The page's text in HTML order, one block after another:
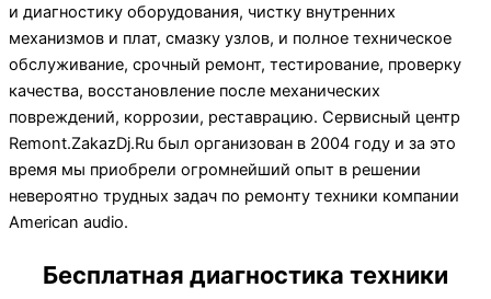
и диагностику оборудования, чистку внутренних
механизмов и плат, смазку узлов, и полное техническое
обслуживание, срочный ремонт, тестирование, проверку
качества, восстановление после механических
повреждений, коррозии, реставрацию. Сервисный центр
Remont.ZakazDj.Ru был организован в 2004 году и за это
время мы приобрели огромнейший опыт в решении
невероятно трудных задач по ремонту техники компании
American audio.
Бесплатная диагностика техники